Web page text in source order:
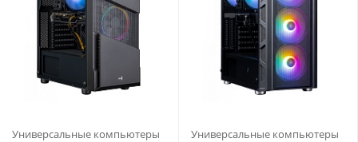
Универсальные компьютеры
Универсальные компьютеры